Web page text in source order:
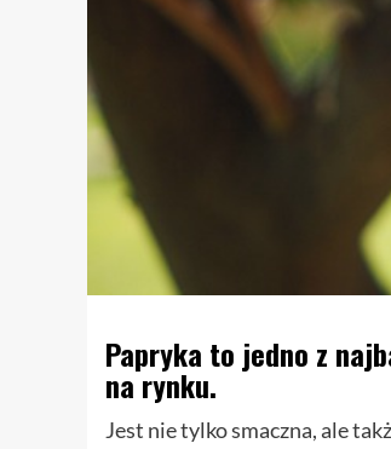
Papryka to jedno z
na rynku.
Jest nie tylko smaczna, ale